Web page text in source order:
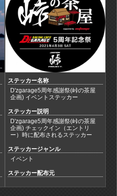
ステッカー名称
D'zgarage5周年感謝祭(峠の茶屋
企画) イベントステッカー
ステッカー説明
D'zgarage5周年感謝祭(峠の茶屋
企画) チェックイン（エントリ
ー）時に配布されるステッカー
ステッカージャンル
イベント
ステッカー配布元